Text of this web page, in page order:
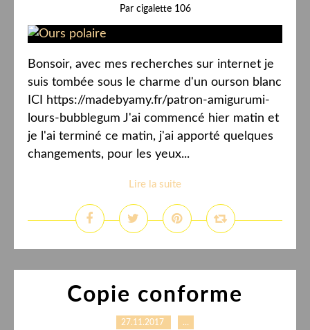
Par cigalette 106
Bonsoir, avec mes recherches sur internet je
suis tombée sous le charme d'un ourson blanc
ICI https://madebyamy.fr/patron-amigurumi-
lours-bubblegum J'ai commencé hier matin et
je l'ai terminé ce matin, j'ai apporté quelques
changements, pour les yeux...
Lire la suite
Copie conforme
27.11.2017 …